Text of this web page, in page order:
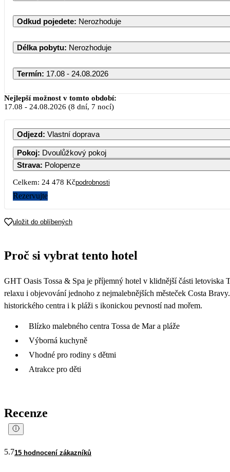
Odkud pojedete: Nerozhoduje
Délka pobytu: Nerozhoduje
Termín: 17.08 - 24.08.2026
PO ÚT
3 4
31
13 569
Nejlepší možnost v tomto období:
17.08 - 24.08.2026 (8 dní, 7 nocí)
Odjezd: Vlastní doprava
Pokoj: Dvoulůžkový pokoj
Strava: Polopenze
Celkem: 24 478 Kčpodrobnosti
Rezervujte
uložit do oblíbených
Proč si vybrat tento hotel
GHT Oasis Tossa & Spa je příjemný hotel v klidnější části letoviska
relaxu i objevování jednoho z nejmalebnějších městeček Costa
historického centra i k pláži s ikonickou pevností nad mořem.
Blízko malebného centra Tossa de Mar a pláže
Výborná kuchyně
Vhodné pro rodiny s dětmi
Atrakce pro děti
Recenze
5.715 hodnocení zákazníků